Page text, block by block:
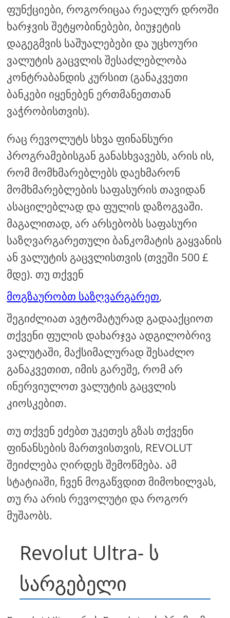
ფუნქციები, როგორიცაა რეალურ დროში
ხარჯვის შეტყობინებები, ბიუჯეტის
დაგეგმვის საშუალებები და უცხოური
ვალუტის გაცვლის შესაძლებლობა
კონტრაბანდის კურსით (განაკვეთი
ბანკები იყენებენ ერთმანეთთან
ვაჭრობისთვის).
რაც რევოლუტს სხვა ფინანსური
პროგრამებისგან განასხვავებს, არის ის,
რომ მომხმარებლებს დაეხმარონ
მომხმარებლების საფასურის თავიდან
ასაცილებლად და ფულის დაზოგვაში.
მაგალითად, არ არსებობს საფასური
საზღვარგარეთული ბანკომატის გაყვანის
ან ვალუტის გაცვლისთვის (თვეში 500 £
მდე). თუ თქვენ
მოგზაურობთ საზღვარგარეთ,
შეგიძლიათ ავტომატურად გადააქციოთ
თქვენი ფულის დახარჯვა ადგილობრივ
ვალუტაში, მაქსიმალურად შესაძლო
განაკვეთით, იმის გარეშე, რომ არ
ინერვიულოთ ვალუტის გაცვლის
კიოსკებით.
თუ თქვენ ეძებთ უკეთეს გზას თქვენი
ფინანსების მართვისთვის, REVOLUT
შეიძლება ღირდეს შემოწმება. ამ
სტატიაში, ჩვენ მოგაწვდით მიმოხილვას,
თუ რა არის რევოლუტი და როგორ
მუშაობს.
Revolut Ultra- ს
სარგებელი